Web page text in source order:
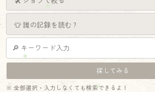
※ 全部選択・入力しなくても検索できるよ！